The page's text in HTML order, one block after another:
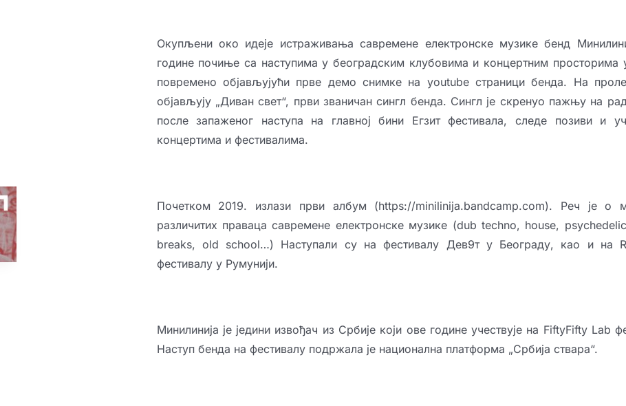
Окупљени око идеје истраживања савремене електронске музике бенд
године почиње са наступима у београдским клубовима и концертним просторима
повремено објављујући прве демо снимке на youtube страници бенда. На
објављују „Диван свет“, први званичан сингл бенда. Сингл је скренуо пажњу на
после запаженог наступа на главној бини Егзит фестивала, следе позиви и
концертима и фестивалима.
Почетком 2019. излази први албум (https://minilinija.bandcamp.com). Реч је о
различитих праваца савремене електронске музике (dub techno, house,
breaks, old school…) Наступали су на фестивалу Дев9т у Београду, као и на
фестивалу у Румунији.
Минилинија је једини извођач из Србије који ове године учествује на FiftyFifty Lab
Наступ бенда на фестивалу подржала је национална платформа „Србија ствара“.